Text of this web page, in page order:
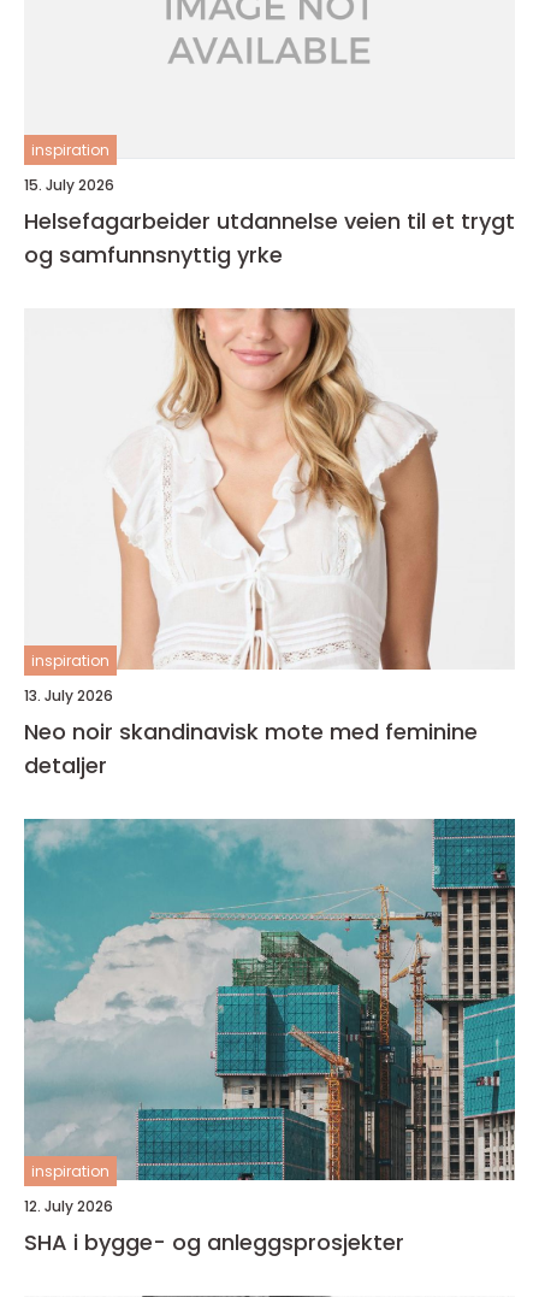
inspiration
15. July 2026
Helsefagarbeider utdannelse veien til et trygt
og samfunnsnyttig yrke
inspiration
13. July 2026
Neo noir skandinavisk mote med feminine
detaljer
inspiration
12. July 2026
SHA i bygge- og anleggsprosjekter